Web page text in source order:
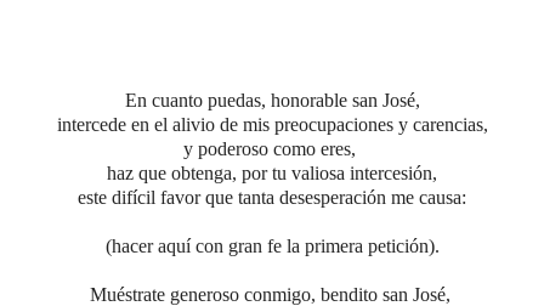
En cuanto puedas, honorable san José,
intercede en el alivio de mis preocupaciones y carencias,
y poderoso como eres,
haz que obtenga, por tu valiosa intercesión,
este difícil favor que tanta desesperación me causa:
(hacer aquí con gran fe la primera petición).
Muéstrate generoso conmigo, bendito san José,